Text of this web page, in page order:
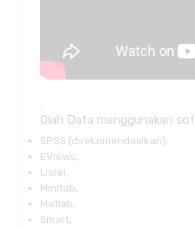
.
Olah Data menggunakan
SPSS (direkomendasikan),
EViews,
Lisrel,
Minitab,
Matlab,
Smart,